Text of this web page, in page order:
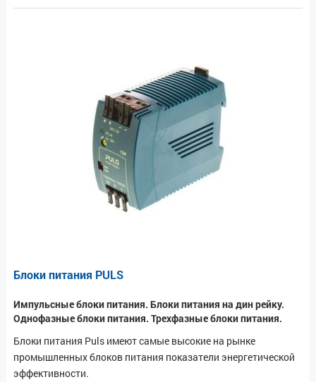
Блоки питания PULS
Импульсные блоки питания. Блоки питания на дин рейку.
Однофазные блоки питания. Трехфазные блоки питания.
Блоки питания Puls имеют самые высокие на рынке
промышленных блоков питания показатели энергетической
эффективности.